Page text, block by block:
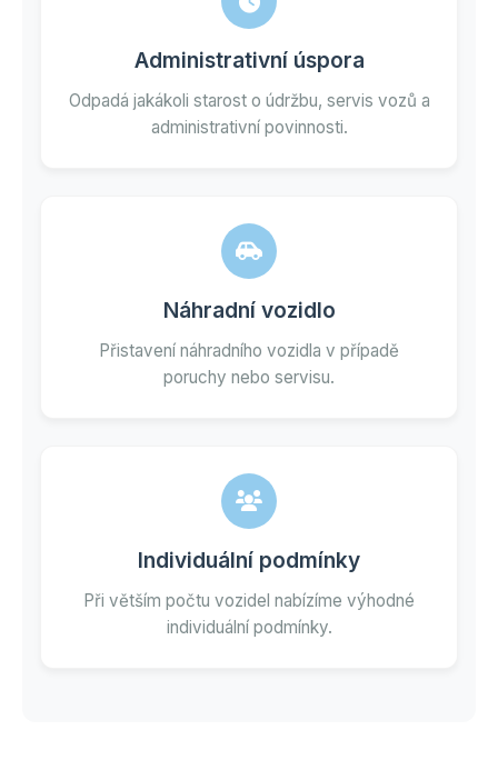
Administrativní úspora
Odpadá jakákoli starost o údržbu, servis vozů a
administrativní povinnosti.
Náhradní vozidlo
Přistavení náhradního vozidla v případě
poruchy nebo servisu.
Individuální podmínky
Při větším počtu vozidel nabízíme výhodné
individuální podmínky.